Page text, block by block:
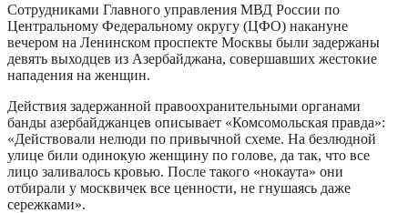
Сотрудниками Главного управления МВД России по
Центральному Федеральному округу (ЦФО) накануне
вечером на Ленинском проспекте Москвы были задержаны
девять выходцев из Азербайджана, совершавших жестокие
нападения на женщин.
Действия задержанной правоохранительными органами
банды азербайджанцев описывает «Комсомольская правда»:
«Действовали нелюди по привычной схеме. На безлюдной
улице били одинокую женщину по голове, да так, что все
лицо заливалось кровью. После такого «нокаута» они
отбирали у москвичек все ценности, не гнушаясь даже
сережками».